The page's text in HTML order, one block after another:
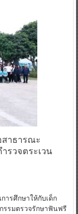
สาธารณะ
รวจตระเวน
ารศึกษาให้กับเด็ก
รรมตรวจรักษาฟันฟรี